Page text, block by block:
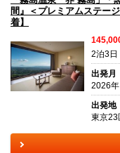
間』＜プレミアムステー
着】
2泊3日
出発月
2026
出発地
東京23